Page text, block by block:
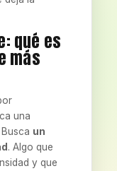
qué es
más
una
un
. Algo que
y que